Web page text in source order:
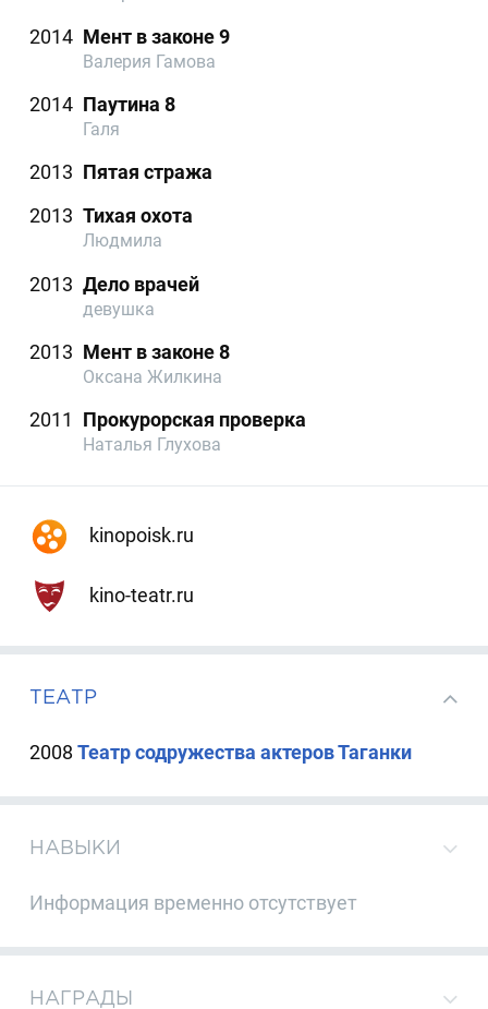
2014 Мент в законе 9
Валерия Гамова
2014 Паутина 8
Галя
2013 Пятая стража
2013 Тихая охота
Людмила
2013 Дело врачей
девушка
2013 Мент в законе 8
Оксана Жилкина
2011 Прокурорская проверка
Наталья Глухова
kinopoisk.ru
kino-teatr.ru
ТЕАТР
2008Театр содружества актеров Таганки
НАВЫКИ
Информация временно отсутствует
НАГРАДЫ